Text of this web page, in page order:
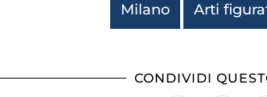
Milano Arti
CONDIVIDI